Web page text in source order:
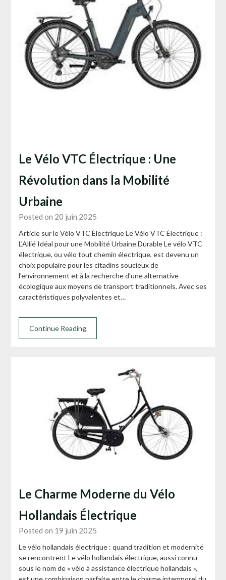
Le Vélo VTC Électrique : Une
Révolution dans la Mobilité
Urbaine
Posted on 20 juin 2025
Article sur le Vélo VTC Électrique Le Vélo VTC Électrique :
L’Allié Idéal pour une Mobilité Urbaine Durable Le vélo VTC
électrique, ou vélo tout chemin électrique, est devenu un
choix populaire pour les citadins soucieux de
l’environnement et à la recherche d’une alternative
écologique aux moyens de transport traditionnels. Avec ses
caractéristiques polyvalentes et…
Continue Reading
Le Charme Moderne du Vélo
Hollandais Électrique
Posted on 19 juin 2025
Le vélo hollandais électrique : quand tradition et modernité
se rencontrent Le vélo hollandais électrique, aussi connu
sous le nom de « vélo à assistance électrique hollandais »,